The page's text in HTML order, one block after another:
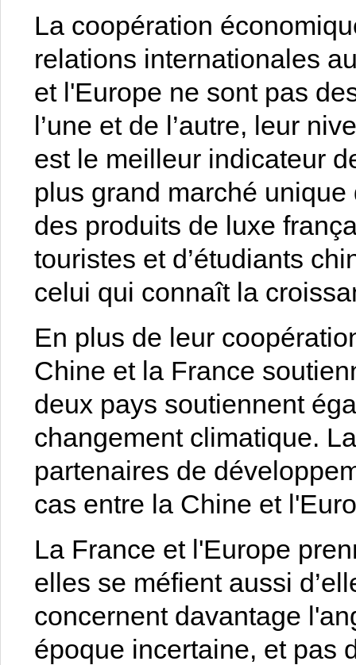
La coopération
relations internationales
et l'Europe ne sont pas
l’une et de l’autre, leur
est le meilleur indicateur
plus grand marché
des produits de luxe
touristes et d’étudiants
celui qui connaît la
En plus de leur
Chine et la France
deux pays soutiennent
changement climatique.
partenaires de
cas entre la Chine et
La France et l'Europe
elles se méfient aussi
concernent davantage
époque incertaine, et pas